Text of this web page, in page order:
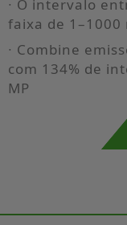
∙ O intervalo
faixa de 1–1000
∙ Combine
com 134% de
MP